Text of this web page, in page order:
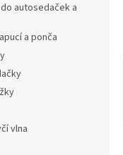
autosedaček a
a ponča
vlna